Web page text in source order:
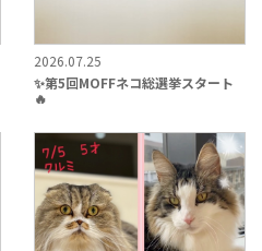
2026.07.25
✨第5回MOFFネコ総選挙スタート
🔥